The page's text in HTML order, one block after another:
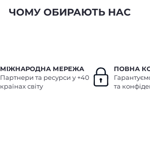
ЧОМУ ОБИРАЮТЬ НАС
МІЖНАРОДНА МЕРЕЖА
Партнери та ресурси у +40
країнах світу
ПОВНА
та